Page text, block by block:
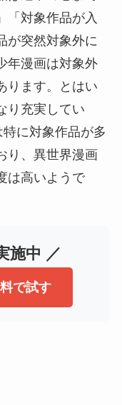
「対象作品が入
が突然対象外に
年漫画は対象外
ります。とはい
り充実してい
に対象作品が多
り、異世界漫画
は高いようで
施中 ／
で試す